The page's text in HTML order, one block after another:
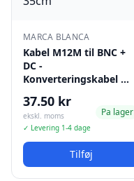
MARCA BLANCA
Kabel M12M til BNC +
DC -
Konverteringskabel …
37.50 kr
ekskl. moms
✓ Levering 1-4 dage
Pa lager
Tilføj